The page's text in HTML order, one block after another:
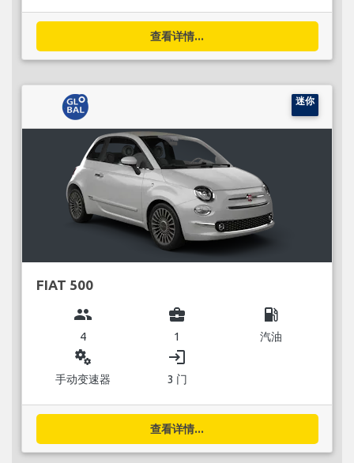
查看详情...
迷你
FIAT 500
group
4
business_center
1
local_gas_station
汽油
miscellaneous_services
手动变速器
login
3 门
查看详情...